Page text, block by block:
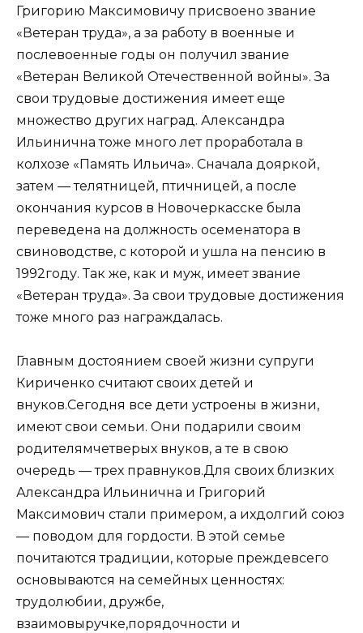
Григорию Максимовичу присвоено звание
«Ветеран труда», а за работу в военные и
послевоенные годы он получил звание
«Ветеран Великой Отечественной войны». За
свои трудовые достижения имеет еще
множество других наград. Александра
Ильинична тоже много лет проработала в
колхозе «Память Ильича». Сначала дояркой,
затем — телятницей, птичницей, а после
окончания курсов в Новочеркасске была
переведена на должность осеменатора в
свиноводстве, с которой и ушла на пенсию в
1992году. Так же, как и муж, имеет звание
«Ветеран труда». За свои трудовые достижения
тоже много раз награждалась.
Главным достоянием своей жизни супруги
Кириченко считают своих детей и
внуков.Сегодня все дети устроены в жизни,
имеют свои семьи. Они подарили своим
родителямчетверых внуков, а те в свою
очередь — трех правнуков.Для своих близких
Александра Ильинична и Григорий
Максимович стали примером, а ихдолгий союз
— поводом для гордости. В этой семье
почитаются традиции, которые преждевсего
основываются на семейных ценностях:
трудолюбии, дружбе,
взаимовыручке,порядочности и